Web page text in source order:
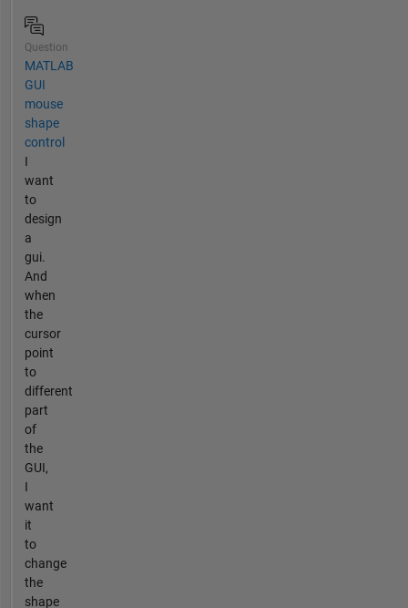
Question
MATLAB
GUI
mouse
shape
control
I
want
to
design
a
gui.
And
when
the
cursor
point
to
different
part
of
the
GUI,
I
want
it
to
change
the
shape